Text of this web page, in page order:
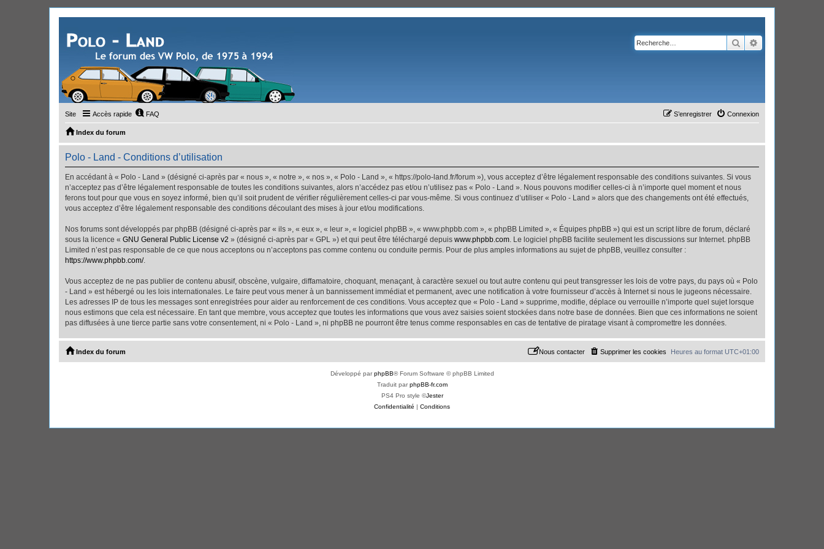
Rechercher
Site Accès rapide FAQ Connexion
S’enregistrer
Index du forum
Polo - Land - Conditions d’utilisation
En accédant à « Polo - Land » (désigné ci-après par « nous », « notre », « nos », « Polo - Land », « https://polo-land.fr/forum »), vous acceptez d’être légalement responsable des conditions suivantes. Si vous
n’acceptez pas d’être légalement responsable de toutes les conditions suivantes, alors n’accédez pas et/ou n’utilisez pas « Polo - Land ». Nous pouvons modifier celles-ci à n’importe quel moment et nous
ferons tout pour que vous en soyez informé, bien qu’il soit prudent de vérifier régulièrement celles-ci par vous-même. Si vous continuez d’utiliser « Polo - Land » alors que des changements ont été effectués,
vous acceptez d’être légalement responsable des conditions découlant des mises à jour et/ou modifications.
Nos forums sont développés par phpBB (désigné ci-après par « ils », « eux », « leur », « logiciel phpBB », « www.phpbb.com », « phpBB Limited », « Équipes phpBB ») qui est un script libre de forum, déclaré
sous la licence « GNU General Public License v2 » (désigné ci-après par « GPL ») et qui peut être téléchargé depuis www.phpbb.com. Le logiciel phpBB facilite seulement les discussions sur Internet. phpBB
Limited n’est pas responsable de ce que nous acceptons ou n’acceptons pas comme contenu ou conduite permis. Pour de plus amples informations au sujet de phpBB, veuillez consulter :
https://www.phpbb.com/.
Vous acceptez de ne pas publier de contenu abusif, obscène, vulgaire, diffamatoire, choquant, menaçant, à caractère sexuel ou tout autre contenu qui peut transgresser les lois de votre pays, du pays où « Polo
- Land » est hébergé ou les lois internationales. Le faire peut vous mener à un bannissement immédiat et permanent, avec une notification à votre fournisseur d’accès à Internet si nous le jugeons nécessaire.
Les adresses IP de tous les messages sont enregistrées pour aider au renforcement de ces conditions. Vous acceptez que « Polo - Land » supprime, modifie, déplace ou verrouille n’importe quel sujet lorsque
nous estimons que cela est nécessaire. En tant que membre, vous acceptez que toutes les informations que vous avez saisies soient stockées dans notre base de données. Bien que ces informations ne soient
pas diffusées à une tierce partie sans votre consentement, ni « Polo - Land », ni phpBB ne pourront être tenus comme responsables en cas de tentative de piratage visant à compromettre les données.
Index du forum Heures au format UTC+01:00
Supprimer les cookies
Nous contacter
Développé parphpBB® Forum Software © phpBB Limited
Traduit parphpBB-fr.com
PS4 Pro style ©Jester
Confidentialité | Conditions